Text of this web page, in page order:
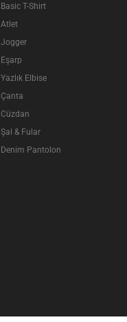
Basic T-Shirt
Atlet
Jogger
Eşarp
Yazlık Elbise
Çanta
Cüzdan
Şal & Fular
Denim Pantolon